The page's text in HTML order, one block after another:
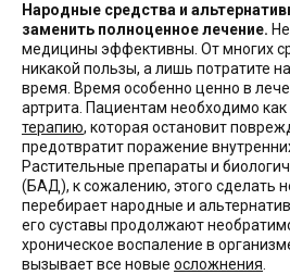
Народные средства и
заменить полноценное лечение.
медицины эффективны. От многих
никакой пользы, а лишь потратите
время. Время особенно ценно в
артрита. Пациентам необходимо
терапию, которая остановит
предотвратит поражение
Растительные препараты и
(БАД), к сожалению, этого сделать
перебирает народные и
его суставы продолжают
хроническое воспаление в
вызывает все новые осложнения